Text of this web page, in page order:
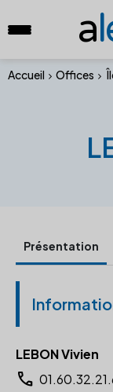
a
Accueil Offices
Présentation
LEBON Vivien
call